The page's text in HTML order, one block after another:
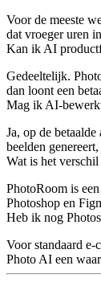
Voor de meeste
dat vroeger uren
Kan ik AI
Gedeeltelijk.
dan loont een
Mag ik AI-
Ja, op de
beelden
Wat is het
PhotoRoom is
Photoshop en
Heb ik nog
Voor standaard
Photo AI een